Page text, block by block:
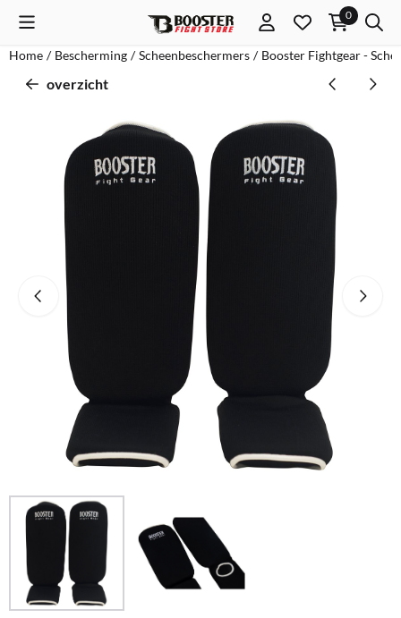
Cookievoorkeuren zijn momenteel gesloten. 0
Home / Bescherming / Scheenbeschermers / Booster Fightgear -
overzicht